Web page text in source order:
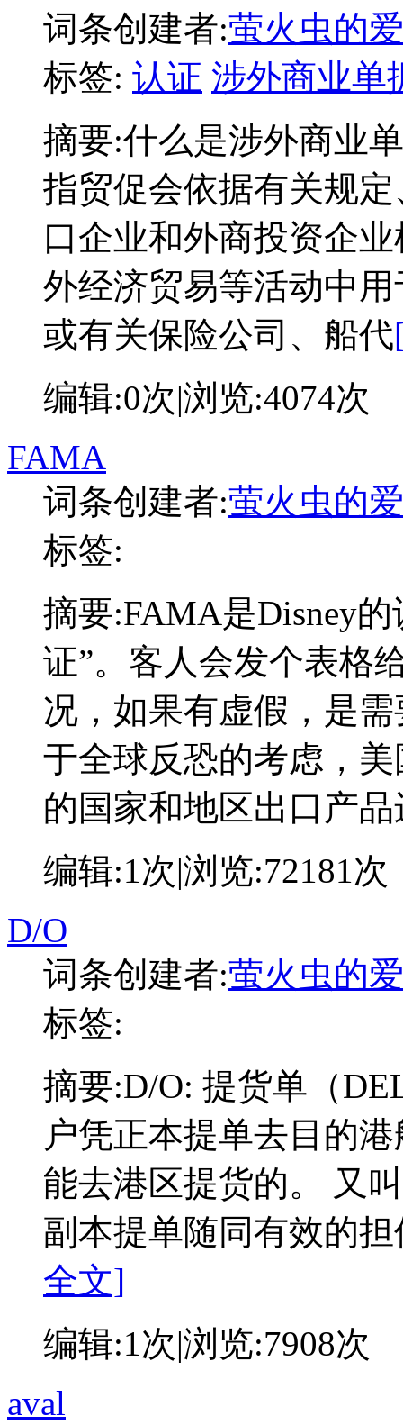
词条创建者:萤火虫的
标签: 认证 涉外商业单
摘要:什么是涉外商业
指贸促会依据有关规
口企业和外商投资企
外经济贸易等活动中
或有关保险公司、船代
编辑:0次|浏览:4074次
FAMA
词条创建者:萤火虫的
标签:
摘要:FAMA是Disney
证”。客人会发个表格
况，如果有虚假，是
于全球反恐的考虑，
的国家和地区出口产品
编辑:1次|浏览:72181次
D/O
词条创建者:萤火虫的
标签:
摘要:D/O: 提货单（
户凭正本提单去目的
能去港区提货的。 又
副本提单随同有效的
全文]
编辑:1次|浏览:7908次
aval